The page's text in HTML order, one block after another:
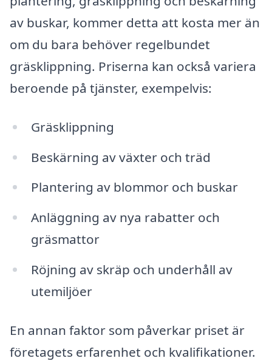
av buskar, kommer detta att kosta mer än
om du bara behöver regelbundet
gräsklippning. Priserna kan också variera
beroende på tjänster, exempelvis:
Gräsklippning
Beskärning av växter och träd
Plantering av blommor och buskar
Anläggning av nya rabatter och
gräsmattor
Röjning av skräp och underhåll av
utemiljöer
En annan faktor som påverkar priset är
företagets erfarenhet och kvalifikationer.